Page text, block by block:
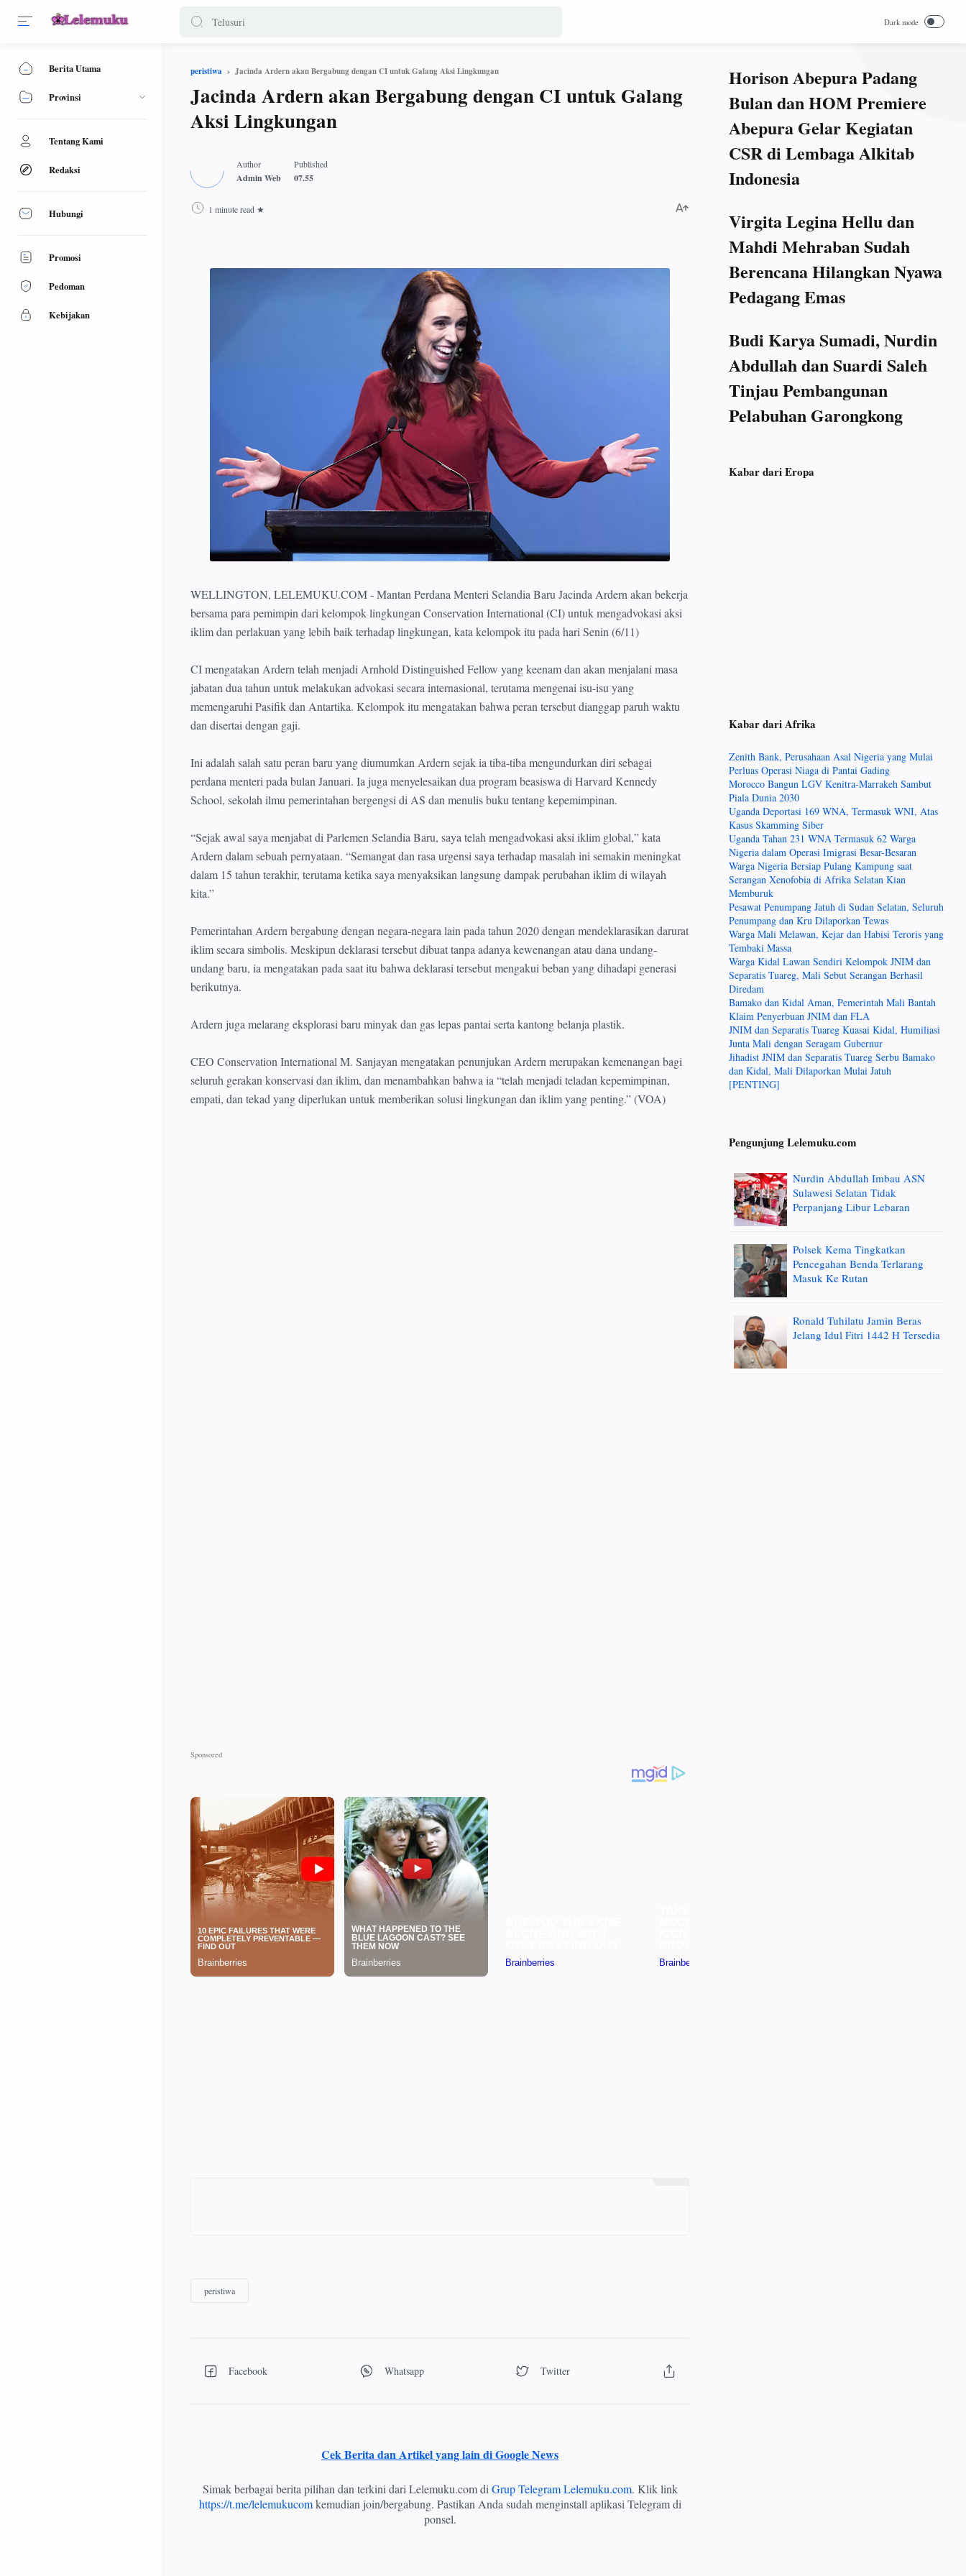
peristiwa Jacinda Ardern akan Bergabung dengan CI untuk Galang Aksi Lingkungan
Jacinda Ardern akan Bergabung dengan CI untuk Galang
Aksi Lingkungan
1 minute read
WELLINGTON, LELEMUKU.COM - Mantan Perdana Menteri Selandia Baru Jacinda Ardern akan bekerja
bersama para pemimpin dari kelompok lingkungan Conservation International (CI) untuk mengadvokasi aksi
iklim dan perlakuan yang lebih baik terhadap lingkungan, kata kelompok itu pada hari Senin (6/11)
CI mengatakan Ardern telah menjadi Arnhold Distinguished Fellow yang keenam dan akan menjalani masa
jabatan dua tahun untuk melakukan advokasi secara internasional, terutama mengenai isu-isu yang
memengaruhi Pasifik dan Antartika. Kelompok itu mengatakan bahwa peran tersebut dianggap paruh waktu
dan disertai dengan gaji.
Ini adalah salah satu peran baru yang diumumkan Ardern sejak ia tiba-tiba mengundurkan diri sebagai
perdana menteri pada bulan Januari. Ia juga menyelesaikan dua program beasiswa di Harvard Kennedy
School, sekolah ilmu pemerintahan bergengsi di AS dan menulis buku tentang kepemimpinan.
“Sejak awal saya menjabat di Parlemen Selandia Baru, saya telah mengadvokasi aksi iklim global,” kata
Ardern dalam sebuah pernyataan. “Semangat dan rasa urgensi saya terhadap masalah ini semakin meningkat
dalam 15 tahun terakhir, terutama ketika saya menyaksikan langsung dampak perubahan iklim di wilayah
kita.”
Pemerintahan Ardern bergabung dengan negara-negara lain pada tahun 2020 dengan mendeklarasikan darurat
iklim secara simbolis. Meskipun deklarasi tersebut dibuat tanpa adanya kewenangan atau dana undang-
undang baru, ia mengatakan pada saat itu bahwa deklarasi tersebut mengakui beban yang dihadapi generasi
berikutnya.
Ardern juga melarang eksplorasi baru minyak dan gas lepas pantai serta kantong belanja plastik.
CEO Conservation International M. Sanjayan mengatakan penunjukan Ardern merupakan kemenangan bagi
seluruh gerakan konservasi dan iklim, dan menambahkan bahwa ia “telah menjadi teladan kepemimpinan,
empati, dan tekad yang diperlukan untuk memberikan solusi lingkungan dan iklim yang penting.” (VOA)
Cek Berita dan Artikel yang lain di Google News
Simak berbagai berita pilihan dan terkini dari Lelemuku.com di Grup Telegram Lelemuku.com. Klik link
https://t.me/lelemukucomkemudian join/bergabung. Pastikan Anda sudah menginstall aplikasi Telegram di
ponsel.
Horison Abepura Padang
Bulan dan HOM Premiere
Abepura Gelar Kegiatan
CSR di Lembaga Alkitab
Indonesia
Virgita Legina Hellu dan
Mahdi Mehraban Sudah
Berencana Hilangkan Nyawa
Pedagang Emas
Budi Karya Sumadi, Nurdin
Abdullah dan Suardi Saleh
Tinjau Pembangunan
Pelabuhan Garongkong
Kabar dari Eropa
Kabar dari Afrika
Zenith Bank, Perusahaan Asal Nigeria yang Mulai
Perluas Operasi Niaga di Pantai Gading
Morocco Bangun LGV Kenitra-Marrakeh Sambut
Piala Dunia 2030
Uganda Deportasi 169 WNA, Termasuk WNI, Atas
Kasus Skamming Siber
Uganda Tahan 231 WNA Termasuk 62 Warga
Nigeria dalam Operasi Imigrasi Besar-Besaran
Warga Nigeria Bersiap Pulang Kampung saat
Serangan Xenofobia di Afrika Selatan Kian
Memburuk
Pesawat Penumpang Jatuh di Sudan Selatan, Seluruh
Penumpang dan Kru Dilaporkan Tewas
Warga Mali Melawan, Kejar dan Habisi Teroris yang
Tembaki Massa
Warga Kidal Lawan Sendiri Kelompok JNIM dan
Separatis Tuareg, Mali Sebut Serangan Berhasil
Diredam
Bamako dan Kidal Aman, Pemerintah Mali Bantah
Klaim Penyerbuan JNIM dan FLA
JNIM dan Separatis Tuareg Kuasai Kidal, Humiliasi
Junta Mali dengan Seragam Gubernur
Jihadist JNIM dan Separatis Tuareg Serbu Bamako
dan Kidal, Mali Dilaporkan Mulai Jatuh
[PENTING]
Pengunjung Lelemuku.com
Nurdin Abdullah Imbau ASN
Sulawesi Selatan Tidak
Perpanjang Libur Lebaran
Polsek Kema Tingkatkan
Pencegahan Benda Terlarang
Masuk Ke Rutan
Ronald Tuhilatu Jamin Beras
Jelang Idul Fitri 1442 H Tersedia
Berita Utama
Provinsi
Tentang Kami
Redaksi
Hubungi
Promosi
Pedoman
Kebijakan